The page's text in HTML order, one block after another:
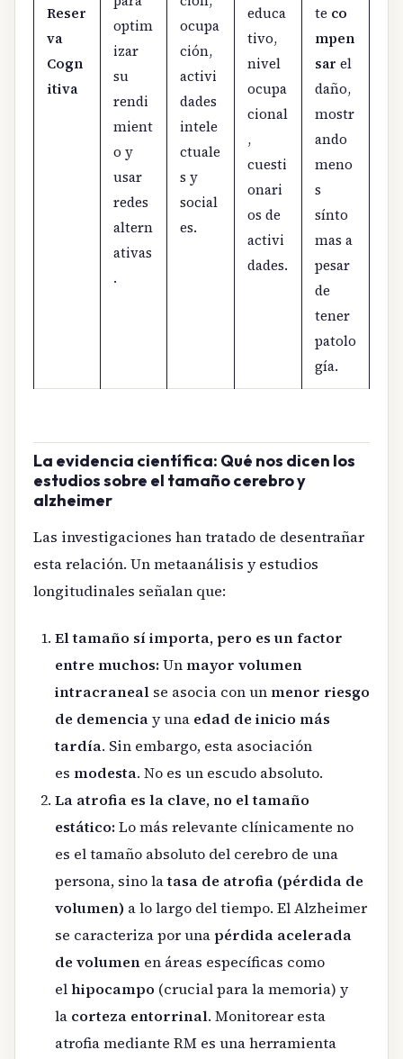
Reser
va
Cogn
itiva
optim
izar
su
rendi
mient
o y
usar
redes
altern
ativas
.
ocupa
ción,
activi
dades
intele
ctuale
s y
social
es.
educa
tivo,
nivel
ocupa
cional
,
cuesti
onari
os de
activi
dades.
te co
mpen
sar el
daño,
mostr
ando
meno
s
sínto
mas a
pesar
de
tener
patolo
gía.
La evidencia científica: Qué nos dicen los
estudios sobre el tamaño cerebro y
alzheimer
Las investigaciones han tratado de desentrañar
esta relación. Un metaanálisis y estudios
longitudinales señalan que:
El tamaño sí importa, pero es un factor
entre muchos:Unmayor volumen
intracraneal se asocia con unmenor riesgo
de demenciay una edad de inicio más
tardía. Sin embargo, esta asociación
es modesta. No es un escudo absoluto.
La atrofia es la clave, no el tamaño
estático:Lo más relevante clínicamente no
es el tamaño absoluto del cerebro de una
persona, sino latasa de atrofia (pérdida de
volumen) a lo largo del tiempo. El Alzheimer
se caracteriza por una pérdida acelerada
de volumen en áreas específicas como
elhipocampo (crucial para la memoria) y
la corteza entorrinal. Monitorear esta
atrofia mediante RM es una herramienta